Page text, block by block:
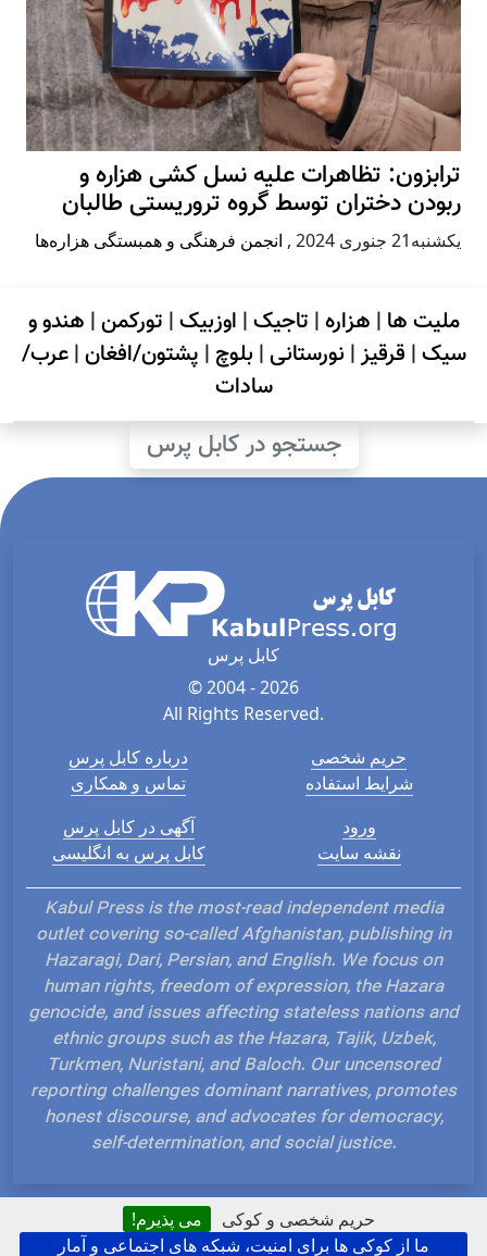
حریم شخصی و کوکی
می پذیرم!
ما از کوکی ها برای امنیت، شبکه های اجتماعی و آمار
ترابزون: تظاهرات علیه نسل کشی هزاره و
ربودن دختران توسط گروه تروریستی طالبان
يكشنبه21 جنوری 2024 , انجمن فرهنگی و همبستگی هزاره‌ها
ملیت ها | هزاره| تاجیک| اوزبیک| تورکمن| هندو و
سیک| قرقیز| نورستانی| بلوچ | پشتون/افغان|عرب/
سادات
جستجو در کابل پرس
کابل پرس
© 2004 - 2026
All Rights Reserved.
درباره کابل پرس
تماس و همکاری
حریم شخصی
شرایط استفاده
آگهی در کابل پرس
کابل پرس به انگلیسی
ورود
نقشه سایت
Kabul Press is the most-read independent media
outlet covering so-called Afghanistan, publishing in
Hazaragi, Dari, Persian, and English. We focus on
human rights, freedom of expression, the Hazara
genocide, and issues affecting stateless nations and
ethnic groups such as the Hazara, Tajik, Uzbek,
Turkmen, Nuristani, and Baloch. Our uncensored
reporting challenges dominant narratives, promotes
honest discourse, and advocates for democracy,
self-determination, and social justice.
Hosted and Developed by IP Plans